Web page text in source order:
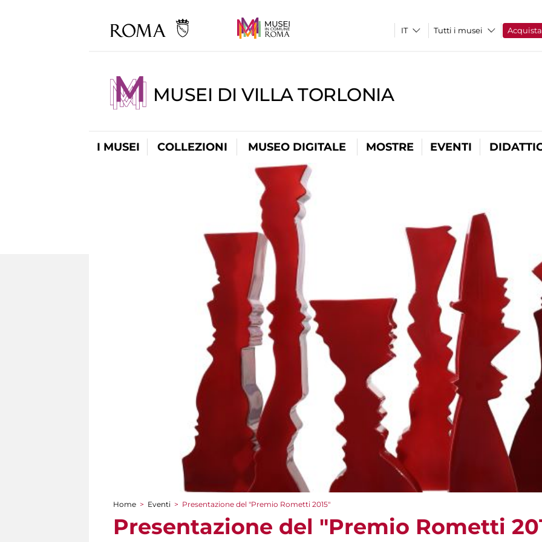
Tutti i musei Acquista
MUSEI DI VILLA TORLONIA
I MUSEI COLLEZIONI MUSEO DIGITALE MOSTRE EVENTI
Tu sei qui
Home > Eventi > Presentazione del "Premio Rometti 2015"
Presentazione del "Premio Rometti